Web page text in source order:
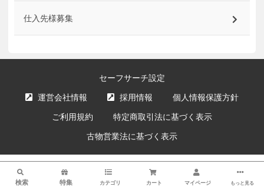
仕入先様募集
セーフサーチ設定
運営会社情報 採用情報 個人情報保護方針
ご利用規約 特定商取引法に基づく表示
古物営業法に基づく表示
複製、無断転載を禁止します。
© XPRICE Inc. All Rights Reserved.
検索 特集 カテゴリ カート マイページ もっと見る
検索